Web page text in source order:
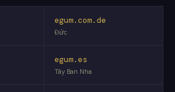
egum.com.de
Đức
egum.es
Tây Ban Nha